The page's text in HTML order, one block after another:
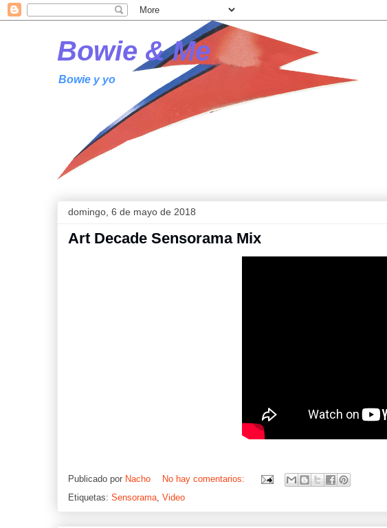
Bowie & Me
Bowie y yo
domingo, 6 de mayo de 2018
Art Decade Sensorama Mix
Publicado por Nacho
No hay comentarios:
Etiquetas: Sensorama, Video